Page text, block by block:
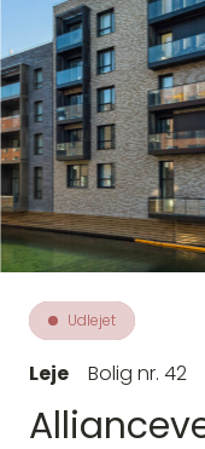
Udlejet
Leje Bolig nr. 42